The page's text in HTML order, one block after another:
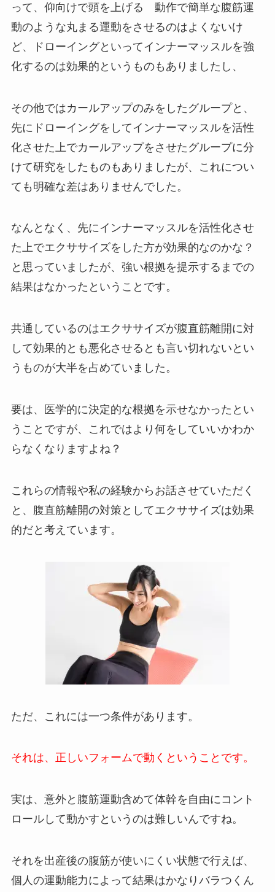
って、仰向けで頭を上げる 動作で簡単な腹筋運
動のような丸まる運動をさせるのはよくないけ
ど、ドローイングといってインナーマッスルを強
化するのは効果的というものもありましたし、
その他ではカールアップのみをしたグループと、
先にドローイングをしてインナーマッスルを活性
化させた上でカールアップをさせたグループに分
けて研究をしたものもありましたが、これについ
ても明確な差はありませんでした。
なんとなく、先にインナーマッスルを活性化させ
た上でエクササイズをした方が効果的なのかな？
と思っていましたが、強い根拠を提示するまでの
結果はなかったということです。
共通しているのはエクササイズが腹直筋離開に対
して効果的とも悪化させるとも言い切れないとい
うものが大半を占めていました。
要は、医学的に決定的な根拠を示せなかったとい
うことですが、これではより何をしていいかわか
らなくなりますよね？
これらの情報や私の経験からお話させていただく
と、腹直筋離開の対策としてエクササイズは効果
的だと考えています。
ただ、これには一つ条件があります。
それは、正しいフォームで動くということです。
実は、意外と腹筋運動含めて体幹を自由にコント
ロールして動かすというのは難しいんですね。
それを出産後の腹筋が使いにくい状態で行えば、
個人の運動能力によって結果はかなりバラつくん